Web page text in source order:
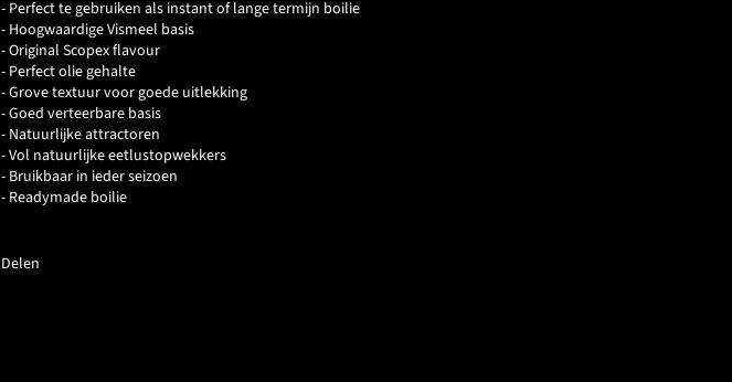
- Perfect te gebruiken als instant of lange termijn boilie
- Hoogwaardige Vismeel basis
- Original Scopex flavour
- Perfect olie gehalte
- Grove textuur voor goede uitlekking
- Goed verteerbare basis
- Natuurlijke attractoren
- Vol natuurlijke eetlustopwekkers
- Bruikbaar in ieder seizoen
- Readymade boilie
Delen